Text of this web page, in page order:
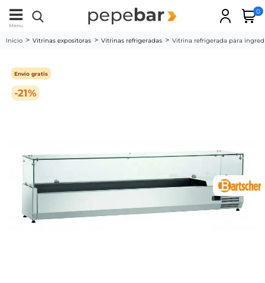
Menu
0
Inicio Vitrinas expositoras Vitrinas refrigeradas Vitrina refrigerada para
-21%
Envío gratis